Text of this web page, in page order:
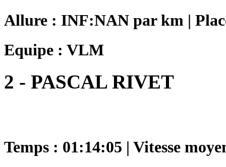
Allure : INF:NAN par km |
Equipe : VLM
2 - PASCAL RIVET
Temps : 01:14:05 | Vitesse